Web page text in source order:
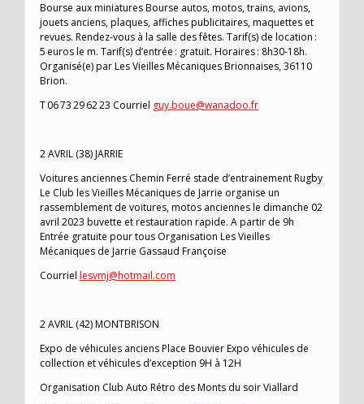
Bourse aux miniatures Bourse autos, motos, trains, avions,
jouets anciens, plaques, affiches publicitaires, maquettes et
revues. Rendez-vous à la salle des fêtes. Tarif(s) de location :
5 euros le m. Tarif(s) d’entrée : gratuit. Horaires : 8h30-18h.
Organisé(e) par Les Vieilles Mécaniques Brionnaises, 36110
Brion.
T 06 73 29 62 23 Courriel guy.boue@wanadoo.fr
2 AVRIL (38) JARRIE
Voitures anciennes Chemin Ferré stade d’entrainement Rugby
Le Club les Vieilles Mécaniques de Jarrie organise un
rassemblement de voitures, motos anciennes le dimanche 02
avril 2023 buvette et restauration rapide. A partir de 9h
Entrée gratuite pour tous Organisation Les Vieilles
Mécaniques de Jarrie Gassaud Françoise
Courriel lesvmj@hotmail.com
2 AVRIL (42) MONTBRISON
Expo de véhicules anciens Place Bouvier Expo véhicules de
collection et véhicules d’exception 9H à 12H
Organisation Club Auto Rétro des Monts du soir Viallard